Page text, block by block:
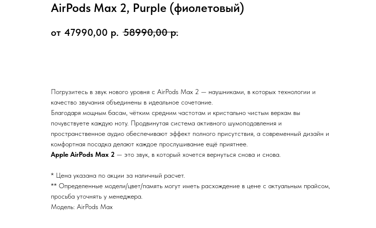
AirPods Max 2, Purple (фиолетовый)
47990,00 р. 58990,00 р.
Погрузитесь в звук нового уровня с AirPods Max 2 — наушниками, в которых технологии и
качество звучания объединены в идеальное сочетание.
Благодаря мощным басам, чётким средним частотам и кристально чистым верхам вы
почувствуете каждую ноту. Продвинутая система активного шумоподавления и
пространственное аудио обеспечивают эффект полного присутствия, а современный дизайн и
комфортная посадка делают каждое прослушивание ещё приятнее.
Apple AirPods Max 2 — это звук, в который хочется вернуться снова и снова.
* Цена указана по акции за наличный расчет.
** Определенные модели/цвет/память могут иметь расхождение в цене с актуальным прайсом,
просьба уточнять у менеджера.
Модель: AirPods Max